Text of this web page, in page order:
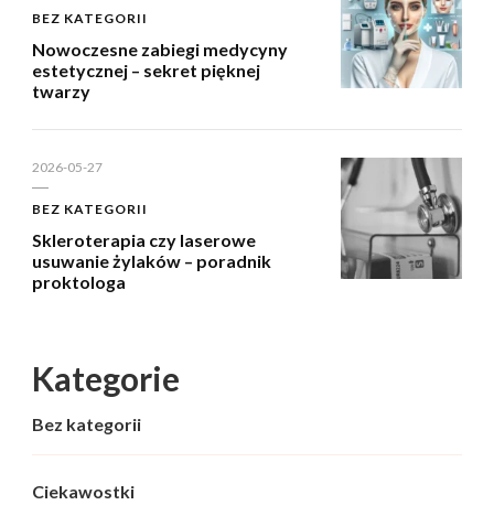
BEZ KATEGORII
Nowoczesne zabiegi medycyny
estetycznej – sekret pięknej
twarzy
2026-05-27
BEZ KATEGORII
Skleroterapia czy laserowe
usuwanie żylaków – poradnik
proktologa
Kategorie
Bez kategorii
Ciekawostki